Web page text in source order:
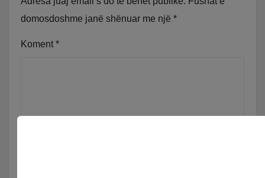
domosdoshme janë shënuar me një *
Koment *